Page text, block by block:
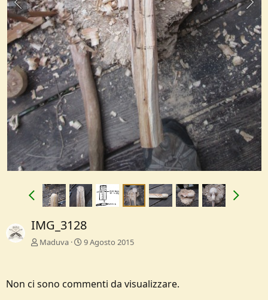
IMG_3128
Maduva 9 Agosto 2015
Non ci sono commenti da visualizzare.